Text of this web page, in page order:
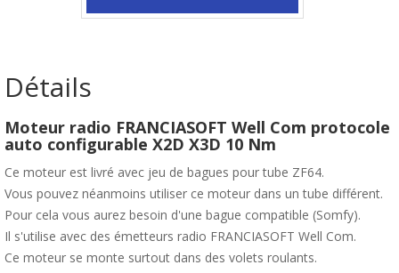
Détails
Moteur radio FRANCIASOFT Well Com protocole
auto configurable X2D X3D 10 Nm
Ce moteur est livré avec jeu de bagues pour tube ZF64.
Vous pouvez néanmoins utiliser ce moteur dans un tube différent.
Pour cela vous aurez besoin d'une bague compatible (Somfy).
Il s'utilise avec des émetteurs radio FRANCIASOFT Well Com.
Ce moteur se monte surtout dans des volets roulants.